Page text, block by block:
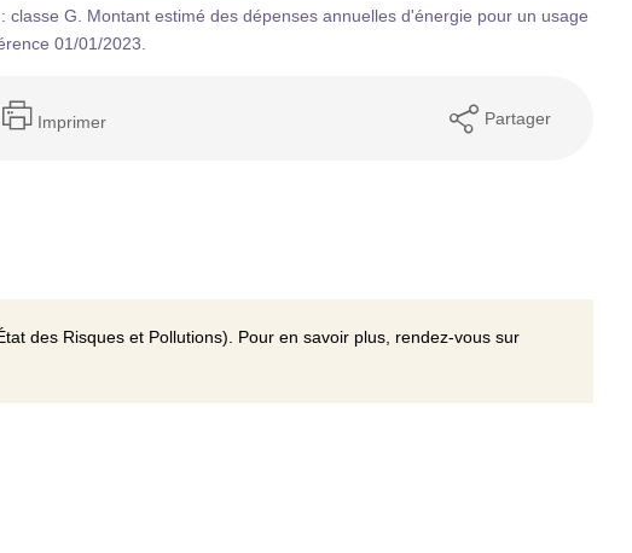
G. Montant estimé des dépenses annuelles d'énergie pour un usage
01/01/2023.
Imprimer Partager
des Risques et Pollutions). Pour en savoir plus, rendez-vous sur